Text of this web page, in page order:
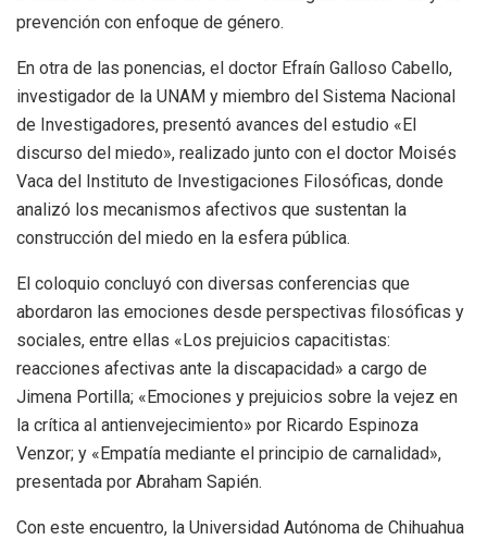
prevención con enfoque de género.
En otra de las ponencias, el doctor Efraín Galloso Cabello,
investigador de la UNAM y miembro del Sistema Nacional
de Investigadores, presentó avances del estudio «El
discurso del miedo», realizado junto con el doctor Moisés
Vaca del Instituto de Investigaciones Filosóficas, donde
analizó los mecanismos afectivos que sustentan la
construcción del miedo en la esfera pública.
El coloquio concluyó con diversas conferencias que
abordaron las emociones desde perspectivas filosóficas y
sociales, entre ellas «Los prejuicios capacitistas:
reacciones afectivas ante la discapacidad» a cargo de
Jimena Portilla; «Emociones y prejuicios sobre la vejez en
la crítica al antienvejecimiento» por Ricardo Espinoza
Venzor; y «Empatía mediante el principio de carnalidad»,
presentada por Abraham Sapién.
Con este encuentro, la Universidad Autónoma de Chihuahua